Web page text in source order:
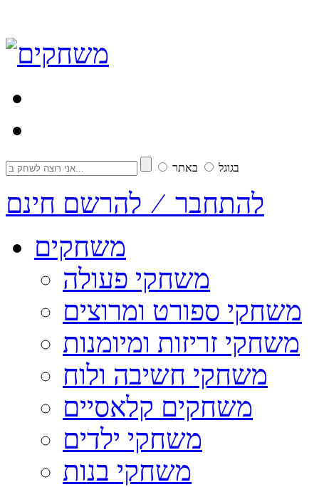
בגוגל באתר
להתחבר ⁄ להרשם חינם
משחקים
משחקי פעולה
משחקי ספורט ומרוצים
משחקי זריזות ומיומנות
משחקי חשיבה ולוח
משחקים קלאסיים
משחקי ילדים
משחקי בנות